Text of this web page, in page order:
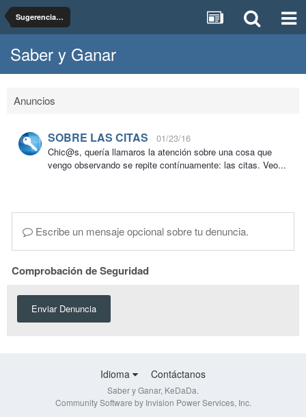
Sugerencias, dudas y pruebas del foro Saber y Ganar
Saber y Ganar
Anuncios
SOBRE LAS CITAS
01/23/16
Chic@s, quería llamaros la atención sobre una cosa que
vengo observando se repite contínuamente: las citas. Veo...
Escribe un mensaje opcional sobre tu denuncia.
Comprobación de Seguridad
Enviar Denuncia
Idioma Contáctanos
Saber y Ganar, KeDaDa.
Community Software by Invision Power Services, Inc.